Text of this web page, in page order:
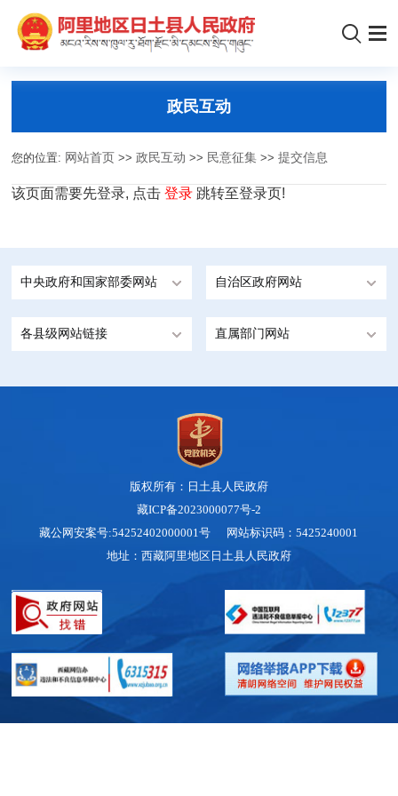
政民互动
您的位置: 网站首页 >>政民互动 >> 民意征集 >>提交信息
该页面需要先登录, 点击登录 跳转至登录页!
中央政府和国家部委网站 自治区政府网站
各县级网站链接 直属部门网站
版权所有：日土县人民政府
藏ICP备2023000077号-2
藏公网安案号:54252402000001号 网站标识码：5425240001
地址：西藏阿里地区日土县人民政府